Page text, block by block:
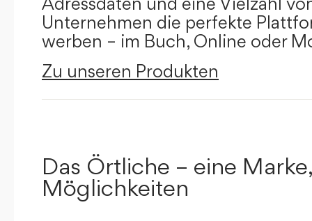
Unternehmen die perfekte
werben – im Buch, Online oder
Zu unseren Produkten
Das Örtliche – eine
Möglichkeiten